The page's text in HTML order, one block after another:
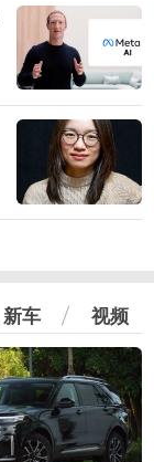
新车 视频